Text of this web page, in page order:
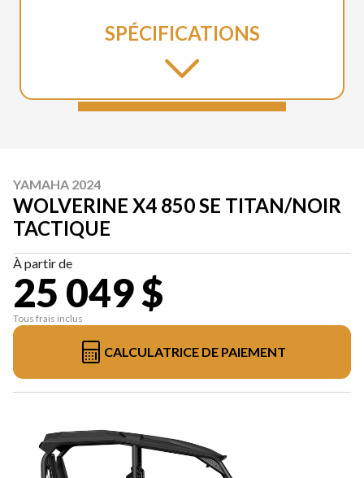
SPÉCIFICATIONS
YAMAHA 2024
WOLVERINE X4 850 SE TITAN/NOIR
TACTIQUE
À partir de
25 049 $
Tous frais inclus
CALCULATRICE DE PAIEMENT